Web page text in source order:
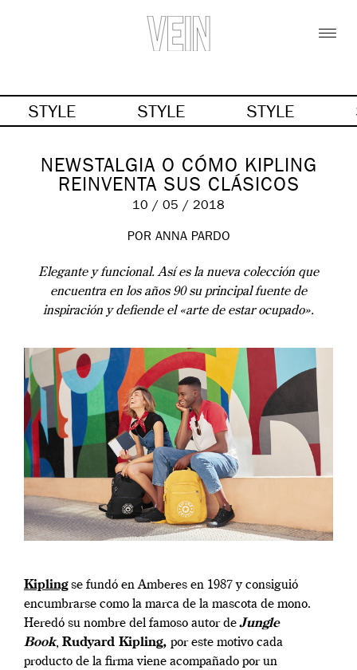
STYLE STYLE STYLE
NEWSTALGIA O CÓMO KIPLING
REINVENTA SUS CLÁSICOS
10 / 05 / 2018
POR ANNA PARDO
Elegante y funcional. Así es la nueva colección que
encuentra en los años 90 su principal fuente de
inspiración y defiende el «arte de estar ocupado».
Kiplingse fundó en Amberes en 1987 y consiguió
encumbrarse como la marca de la mascota de mono.
Heredó su nombre del famoso autor deJungle
Book, Rudyard Kipling, por este motivo cada
producto de la firma viene acompañado por un